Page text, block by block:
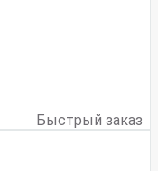
Быстрый заказ